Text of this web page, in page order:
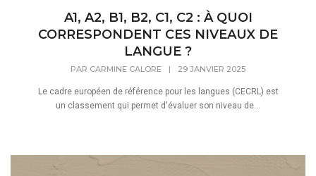
A1, A2, B1, B2, C1, C2 : À QUOI
CORRESPONDENT CES NIVEAUX DE
LANGUE ?
PAR CARMINE CALORE | 29 JANVIER 2025
Le cadre européen de référence pour les langues (CECRL) est
un classement qui permet d'évaluer son niveau de...